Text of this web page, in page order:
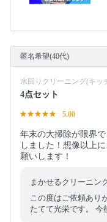
匿名希望(40代)
水回りクリーニング(キッ
4点セット
5.00
年末の大掃除が限界
しました！想像以上
願いします！
まかせるクリーニン
この度はご依頼あり
たてて光栄です。 今